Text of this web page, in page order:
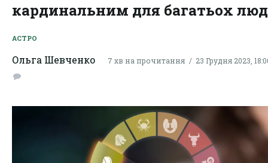
кардинальним для багатьох
АСТРО
Ольга Шевченко 7 хв на прочитання 23 Грудня 2023,